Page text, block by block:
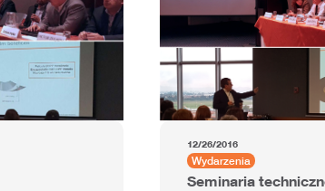
12/26/2016
Wydarzenia
Seminaria